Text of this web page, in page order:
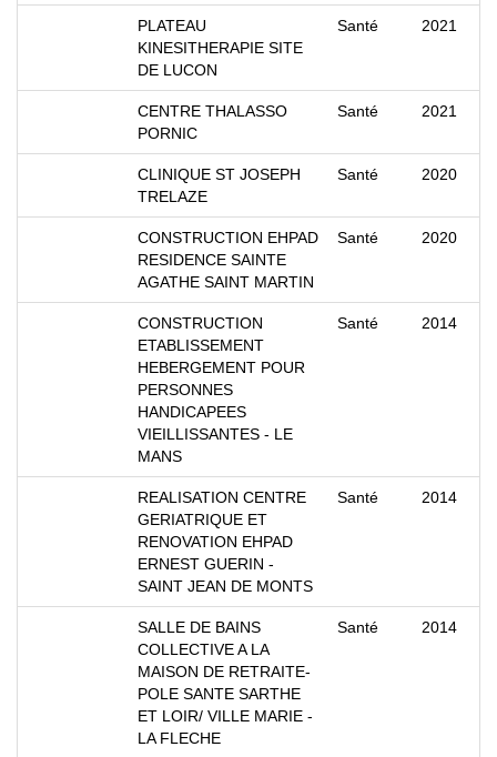
PLATEAU
KINESITHERAPIE SITE
DE LUCON
Santé 2021
CENTRE THALASSO
PORNIC
Santé 2021
CLINIQUE ST JOSEPH
TRELAZE
Santé 2020
CONSTRUCTION EHPAD
RESIDENCE SAINTE
AGATHE SAINT MARTIN
Santé 2020
CONSTRUCTION
ETABLISSEMENT
HEBERGEMENT POUR
PERSONNES
HANDICAPEES
VIEILLISSANTES - LE
MANS
Santé 2014
REALISATION CENTRE
GERIATRIQUE ET
RENOVATION EHPAD
ERNEST GUERIN -
SAINT JEAN DE MONTS
Santé 2014
SALLE DE BAINS
COLLECTIVE A LA
MAISON DE RETRAITE-
POLE SANTE SARTHE
ET LOIR/ VILLE MARIE -
LA FLECHE
Santé 2014